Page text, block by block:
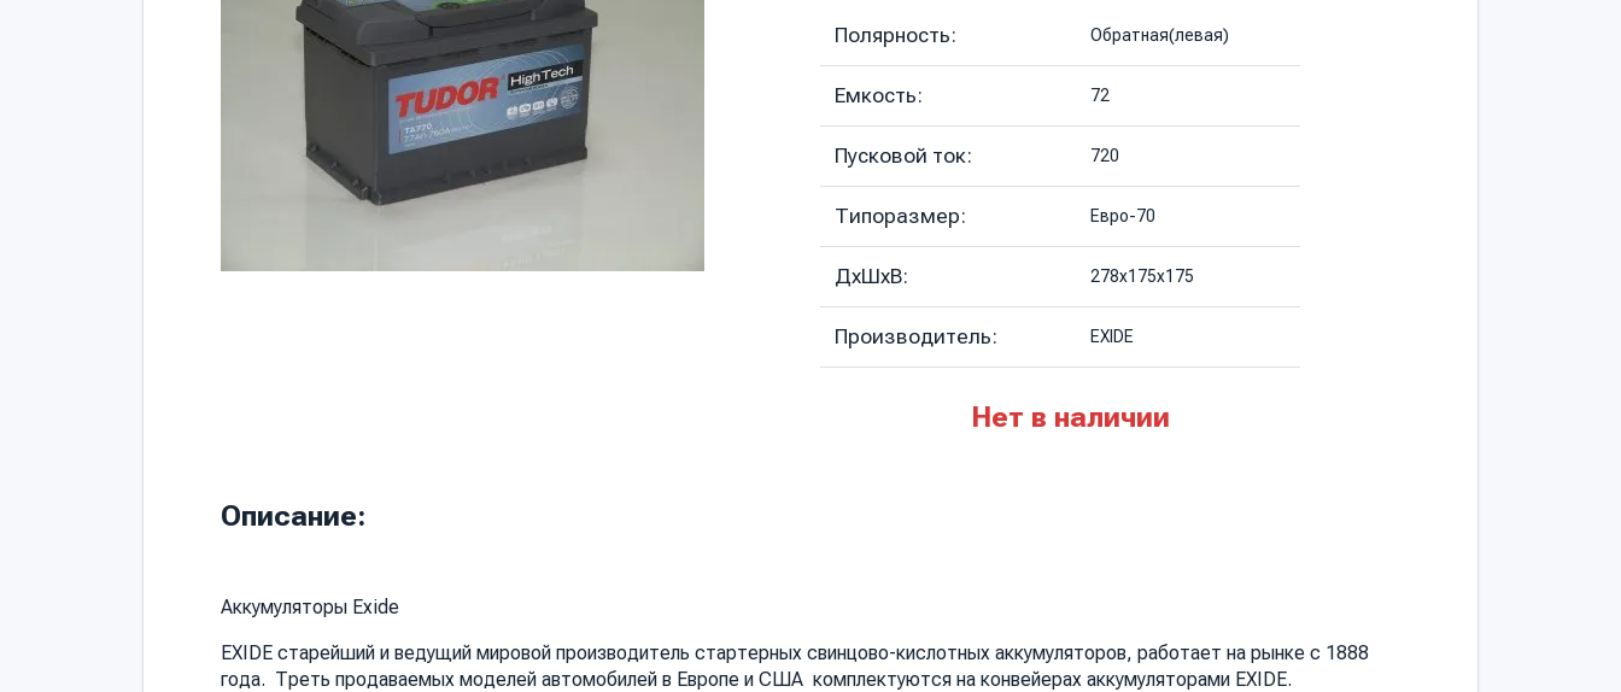
Полярность: Обратная(левая)
Емкость: 72
Пусковой ток: 720
Типоразмер: Евро-70
ДхШхВ: 278х175х175
Производитель: EXIDE
Нет в наличии
Описание:
Аккумуляторы Exide
EXIDE старейший и ведущий мировой производитель стартерных свинцово-кислотных аккумуляторов, работает на рынке с 1888
года. Треть продаваемых моделей автомобилей в Европе и США комплектуются на конвейерах аккумуляторами EXIDE.